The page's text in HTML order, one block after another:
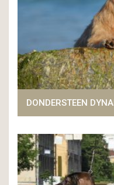
DONDERSTEEN